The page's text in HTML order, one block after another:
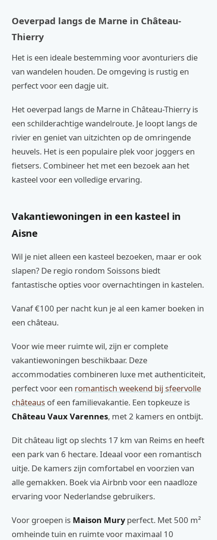
Oeverpad langs de Marne in Château-
Thierry
Het is een ideale bestemming voor avonturiers die
van wandelen houden. De omgeving is rustig en
perfect voor een dagje uit.
Het oeverpad langs de Marne in Château-Thierry is
een schilderachtige wandelroute. Je loopt langs de
rivier en geniet van uitzichten op de omringende
heuvels. Het is een populaire plek voor joggers en
fietsers. Combineer het met een bezoek aan het
kasteel voor een volledige ervaring.
Vakantiewoningen in een kasteel in
Aisne
Wil je niet alleen een kasteel bezoeken, maar er ook
slapen? De regio rondom Soissons biedt
fantastische opties voor overnachtingen in kastelen.
Vanaf €100 per nacht kun je al een kamer boeken in
een château.
Voor wie meer ruimte wil, zijn er complete
vakantiewoningen beschikbaar. Deze
accommodaties combineren luxe met authenticiteit,
perfect voor een romantisch weekend bij sfeervolle
châteaus of een familievakantie. Een topkeuze is
Château Vaux Varennes, met 2 kamers en ontbijt.
Dit château ligt op slechts 17 km van Reims en heeft
een park van 6 hectare. Ideaal voor een romantisch
uitje. De kamers zijn comfortabel en voorzien van
alle gemakken. Boek via Airbnb voor een naadloze
ervaring voor Nederlandse gebruikers.
Voor groepen is Maison Muryperfect. Met 500 m²
omheinde tuin en ruimte voor maximaal 10